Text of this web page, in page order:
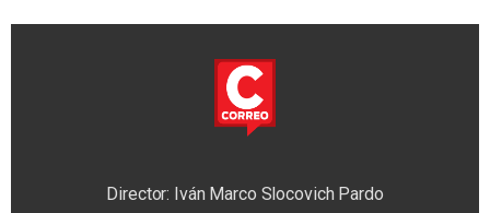
Director: Iván Marco Slocovich Pardo